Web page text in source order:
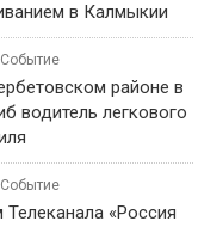
в Калмыкии
Событие
районе в
водитель легкового
Событие
Телеканала «Россия